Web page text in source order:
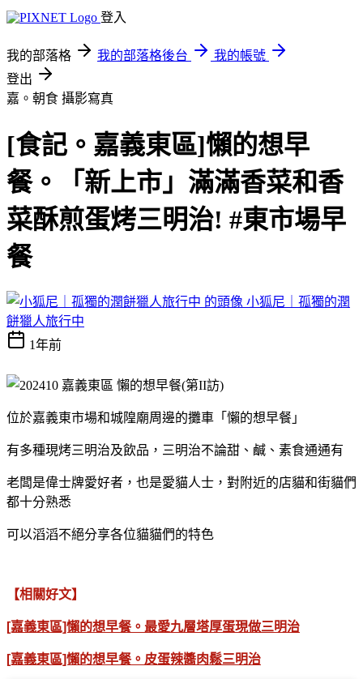
登入
我的部落格 我的部落格後台
我的帳號
登出
嘉。朝食 攝影寫真
[食記。嘉義東區]懶的想早
餐。「新上市」滿滿香菜和香
菜酥煎蛋烤三明治! #東市場早
餐
小狐尼｜孤獨的潤
餅獵人旅行中
1年前
位於嘉義東市場和城隍廟周邊的攤車「懶的想早餐」
有多種現烤三明治及飲品， 三明治不論甜、鹹、素食通通有
老闆是偉士牌愛好者，也是愛貓人士，對附近的店貓和街貓們
都十分熟悉
可以滔滔不絕分享各位貓貓們的特色
【相關好文】
[嘉義東區]懶的想早餐。最愛九層塔厚蛋現做三明治
[嘉義東區]懶的想早餐。皮蛋辣醬肉鬆三明治